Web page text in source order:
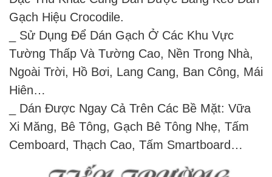
Gạch Hiệu Crocodile.
_ Sử Dụng Để Dán Gạch Ở Các Khu Vực
Tường Thấp Và Tường Cao, Nền Trong Nhà,
Ngoài Trời, Hồ Bơi, Lang Cang, Ban Công, Mái
Hiên…
_ Dán Được Ngay Cả Trên Các Bề Mặt: Vữa
Xi Măng, Bê Tông, Gạch Bê Tông Nhẹ, Tấm
Cemboard, Thạch Cao, Tấm Smartboard…